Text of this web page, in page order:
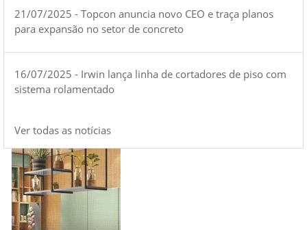
21/07/2025 - Topcon anuncia novo CEO e traça planos
para expansão no setor de concreto
16/07/2025 - Irwin lança linha de cortadores de piso com
sistema rolamentado
Ver todas as notícias